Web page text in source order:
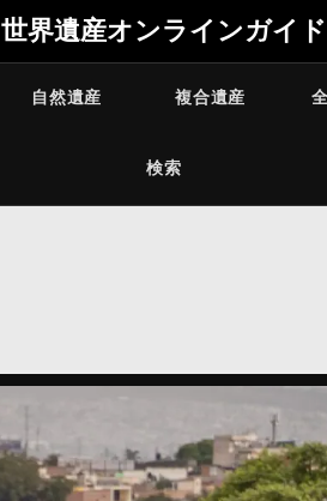
世界遺産オンラインガイド
自然遺産 複合遺産
検索